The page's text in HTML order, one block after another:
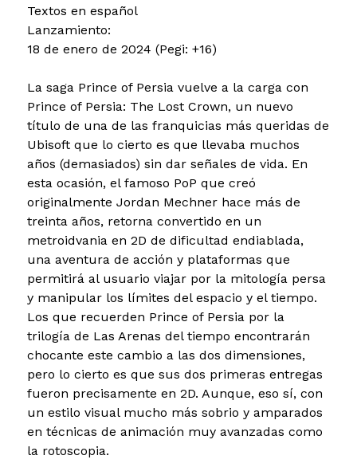
Textos en español
Lanzamiento:
18 de enero de 2024 (Pegi: +16)
La saga Prince of Persia vuelve a la carga con
Prince of Persia: The Lost Crown, un nuevo
título de una de las franquicias más queridas de
Ubisoft que lo cierto es que llevaba muchos
años (demasiados) sin dar señales de vida. En
esta ocasión, el famoso PoP que creó
originalmente Jordan Mechner hace más de
treinta años, retorna convertido en un
metroidvania en 2D de dificultad endiablada,
una aventura de acción y plataformas que
permitirá al usuario viajar por la mitología persa
y manipular los límites del espacio y el tiempo.
Los que recuerden Prince of Persia por la
trilogía de Las Arenas del tiempo encontrarán
chocante este cambio a las dos dimensiones,
pero lo cierto es que sus dos primeras entregas
fueron precisamente en 2D. Aunque, eso sí, con
un estilo visual mucho más sobrio y amparados
en técnicas de animación muy avanzadas como
la rotoscopia.